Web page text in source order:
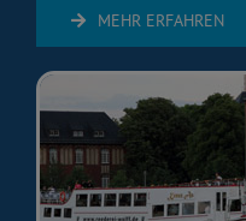
MEHR ERFAHREN